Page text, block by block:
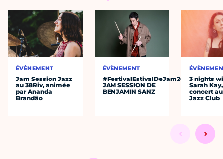
ÉVÈNEMENT
Jam Session Jazz
au 38Riv, animée
par Ananda
Brandão
ÉVÈNEMENT
#FestivalEstivalDeJam2026
JAM SESSION DE
BENJAMIN SANZ
3 nights
Sarah
concert
Jazz Club